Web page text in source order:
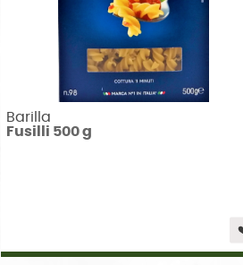
Barilla
Fusilli 500 g